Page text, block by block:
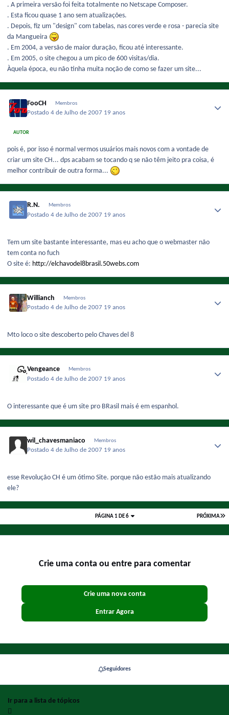
. A primeira versão foi feita totalmente no Netscape Composer.
. Esta ficou quase 1 ano sem atualizações.
. Depois, fiz um "design" com tabelas, nas cores verde e rosa - parecia site
da Mangueira
. Em 2004, a versão de maior duração, ficou até interessante.
. Em 2005, o site chegou a um pico de 600 visitas/dia.
Àquela época, eu não tinha muita noção de como se fazer um site...
FooCH Membros
Postado4 de Julho de 2007 19 anos
AUTOR
pois é, por isso é normal vermos usuários mais novos com a vontade de
criar um site CH... dps acabam se tocando q se não têm jeito pra coisa, é
melhor contribuir de outra forma...
R.N. Membros
Postado4 de Julho de 2007 19 anos
Tem um site bastante interessante, mas eu acho que o webmaster não
tem conta no fuch
O site é: http://elchavodel8brasil.50webs.com
Willianch Membros
Postado4 de Julho de 2007 19 anos
Mto loco o site descoberto pelo Chaves del 8
Vengeance Membros
Postado4 de Julho de 2007 19 anos
O interessante que é um site pro BRasil mais é em espanhol.
wil_chavesmaniaco Membros
Postado4 de Julho de 2007 19 anos
esse Revolução CH é um ótimo Site. porque não estão mais atualizando
ele?
PRÓXIMA
PÁGINA 1 DE 6
Crie uma conta ou entre para comentar
Crie uma nova conta
Entrar Agora
Seguidores
Ir para a lista de tópicos